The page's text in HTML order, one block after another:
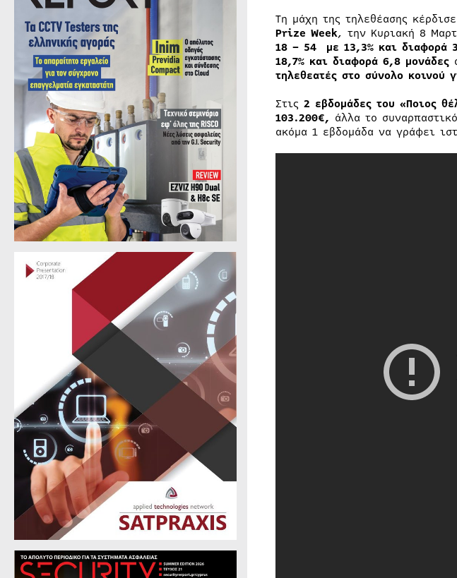
Τη μάχη της τηλεθέασης
Prize Week, την Κυριακή 8
18 – 54 με 13,3% και διαφορά
18,7% και διαφορά 6,8 μονάδες
τηλεθεατές στο σύνολο κοινού
Στις 2 εβδομάδες του «Ποιος
103.200€, άλλα το συναρπαστικό
ακόμα 1 εβδομάδα να γράφει